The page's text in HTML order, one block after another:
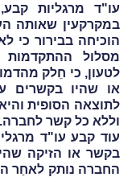
עו"ד מרגליות
במקרקעין שאותה
הוכיחה בבירור כי
מסלול ההתקדמות
לטעון, כי חֵלק
או שהיו בקשרים
לתוצאה הסופית
וללא כל קשר לחברה.
עוד קבע עו"ד
בקשר או הזיקה
החברה נותק לאחַר